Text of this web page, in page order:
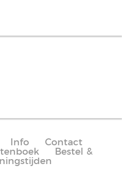
Info
Contact
Bestel &